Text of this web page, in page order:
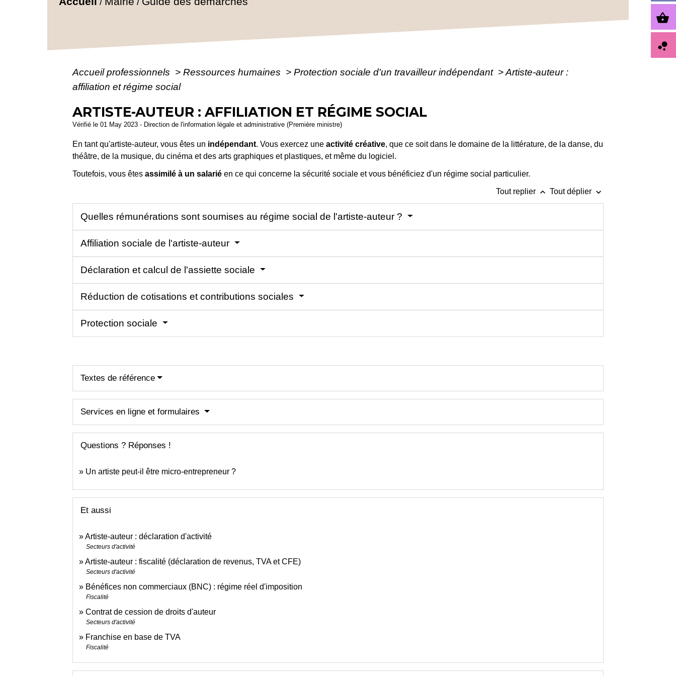
Accueil professionnels > Ressources humaines > Protection sociale d'un travailleur indépendant >Artiste-auteur :
affiliation et régime social
ARTISTE-AUTEUR : AFFILIATION ET RÉGIME SOCIAL
Vérifié le 01 May 2023 - Direction de l'information légale et administrative (Première ministre)
En tant qu'artiste-auteur, vous êtes un indépendant. Vous exercez uneactivité créative, que ce soit dans le domaine de la littérature, de la danse, du
théâtre, de la musique, du cinéma et des arts graphiques et plastiques, et même du logiciel.
Toutefois, vous êtesassimilé à un salarié en ce qui concerne la sécurité sociale et vous bénéficiez d'un régime social particulier.
Tout replier keyboard_arrow_up Tout déplier keyboard_arrow_down
Quelles rémunérations sont soumises au régime social de l'artiste-auteur ?
Affiliation sociale de l'artiste-auteur
Déclaration et calcul de l'assiette sociale
Réduction de cotisations et contributions sociales
Protection sociale
Textes de référence
Services en ligne et formulaires
Questions ? Réponses !
Un artiste peut-il être micro-entrepreneur ?
Et aussi
Artiste-auteur : déclaration d'activité
Secteurs d'activité
Artiste-auteur : fiscalité (déclaration de revenus, TVA et CFE)
Secteurs d'activité
Bénéfices non commerciaux (BNC) : régime réel d'imposition
Fiscalité
Contrat de cession de droits d'auteur
Secteurs d'activité
Franchise en base de TVA
Fiscalité
shopping_basket
bubble_chart